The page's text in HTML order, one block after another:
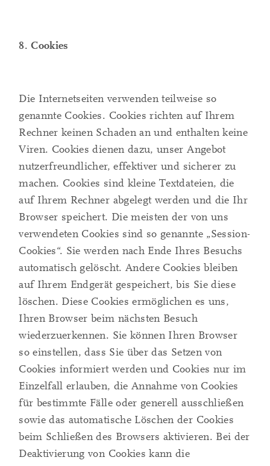
8. Cookies
Die Internetseiten verwenden teilweise so
genannte Cookies. Cookies richten auf Ihrem
Rechner keinen Schaden an und enthalten keine
Viren. Cookies dienen dazu, unser Angebot
nutzerfreundlicher, effektiver und sicherer zu
machen. Cookies sind kleine Textdateien, die
auf Ihrem Rechner abgelegt werden und die Ihr
Browser speichert. Die meisten der von uns
verwendeten Cookies sind so genannte „Session-
Cookies“. Sie werden nach Ende Ihres Besuchs
automatisch gelöscht. Andere Cookies bleiben
auf Ihrem Endgerät gespeichert, bis Sie diese
löschen. Diese Cookies ermöglichen es uns,
Ihren Browser beim nächsten Besuch
wiederzuerkennen. Sie können Ihren Browser
so einstellen, dass Sie über das Setzen von
Cookies informiert werden und Cookies nur im
Einzelfall erlauben, die Annahme von Cookies
für bestimmte Fälle oder generell ausschließen
sowie das automatische Löschen der Cookies
beim Schließen des Browsers aktivieren. Bei der
Deaktivierung von Cookies kann die